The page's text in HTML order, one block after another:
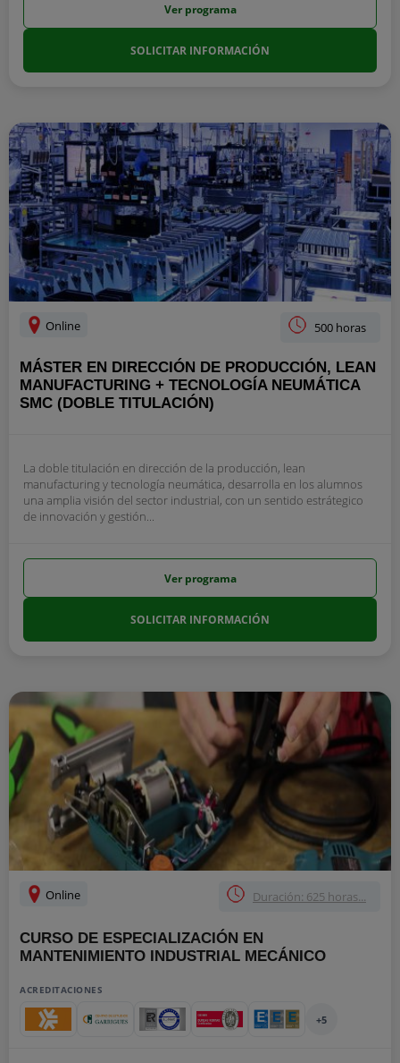
Ver programa
SOLICITAR INFORMACIÓN
Online 500 horas
MÁSTER EN DIRECCIÓN DE PRODUCCIÓN, LEAN
MANUFACTURING + TECNOLOGÍA NEUMÁTICA
SMC (DOBLE TITULACIÓN)
La doble titulación en dirección de la producción, lean
manufacturing y tecnología neumática, desarrolla en los alumnos
una amplia visión del sector industrial, con un sentido estrátegico
de innovación y gestión...
Ver programa
SOLICITAR INFORMACIÓN
Online Duración: 625 horas...
CURSO DE ESPECIALIZACIÓN EN
MANTENIMIENTO INDUSTRIAL MECÁNICO
ACREDITACIONES
+5